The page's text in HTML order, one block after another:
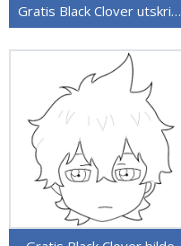
Gratis Black Clover utskriftbar